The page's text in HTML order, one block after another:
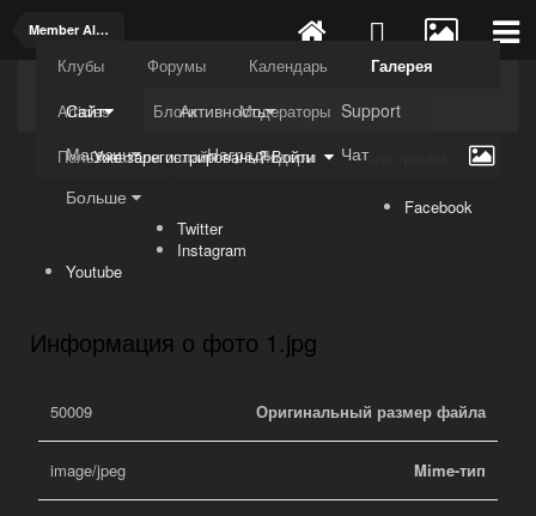
Member Albums
Kuli4kam.net Дружный форум
Сайт
Клубы Форумы Календарь
Галерея
Articles
Блоги
Модераторы
Пользователи онлайн
Лидеры
Активность
Support
Магазин
Награды
Чат
Больше
Уже зарегистрированы? Войти Регистрация
Facebook
Twitter
Instagram
Youtube
Информация о фото 1.jpg
Оригинальный размер файла
50009
Mime-тип
image/jpeg